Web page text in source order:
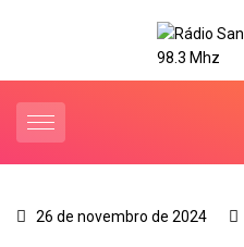
26 de novembro de 2024